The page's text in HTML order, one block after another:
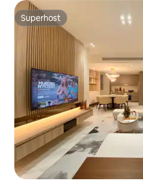
Superhost
Superhost